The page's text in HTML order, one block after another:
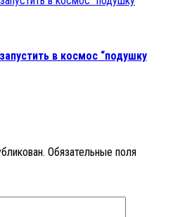
в космос “подушку
Обязательные поля